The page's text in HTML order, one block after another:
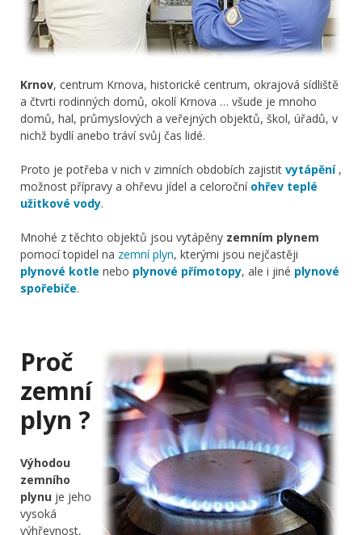
Krnov, centrum Krnova, historické centrum, okrajová sídliště
a čtvrti rodinných domů, okolí Krnova … všude je mnoho
domů, hal, průmyslových a veřejných objektů, škol, úřadů, v
nichž bydlí anebo tráví svůj čas lidé.
Proto je potřeba v nich v zimních obdobích zajistit vytápění,
možnost přípravy a ohřevu jídel a celoroční ohřev teplé
užitkové vody.
Mnohé z těchto objektů jsou vytápěny zemním plynem
pomocí topidel na zemní plyn, kterými jsou nejčastěji
plynové kotle nebo plynové přímotopy, ale i jiné plynové
spořebiče.
Proč
zemní
plyn ?
Výhodou
zemního
plynu je jeho
vysoká
výhřevnost,